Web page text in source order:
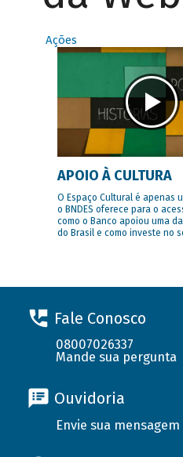
Ações
APOIO À CULTURA
O Espaço Cultural é apenas
o BNDES oferece para o
como o Banco apoiou uma
do Brasil e como investe no
Fale Conosco
08007026337
Mande sua pergunta
Ouvidoria
Envie sua mensagem